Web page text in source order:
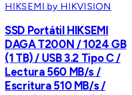
HIKSEMI by HIKVISION
SSD Portátil HIKSEMI
DAGA T200N / 1024 GB
(1 TB) / USB 3.2 Tipo C /
Lectura 560 MB/s /
Escritura 510 MB/s /